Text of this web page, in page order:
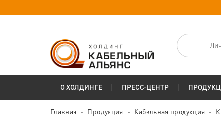
О ХОЛДИНГЕ ПРЕСС-ЦЕНТР
Главная Продукция Кабельная продукция